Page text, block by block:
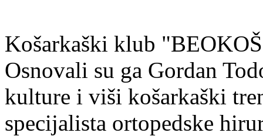
Košarkaški klub
Osnovali su ga Gordan
kulture i viši košarkaški
specijalista ortopedske